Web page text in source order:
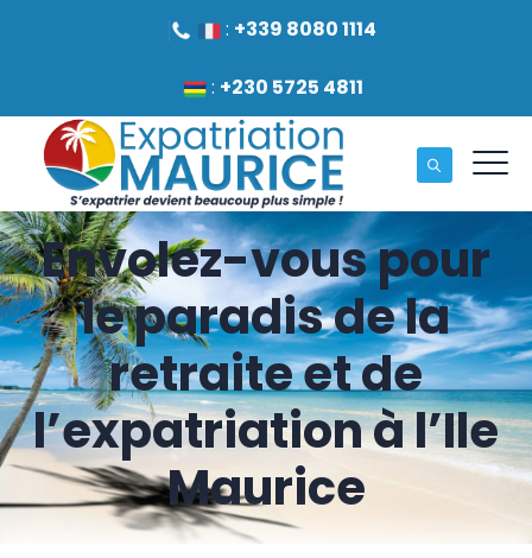
: +339 8080 1114
: +230 5725 4811
Envolez-vous pour
le paradis de la
retraite et de
l’expatriation à l’Ile
Maurice